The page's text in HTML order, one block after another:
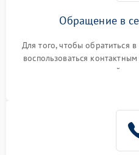
Обращение в
Для того, чтобы обратиться
воспользоваться
или оставить свой